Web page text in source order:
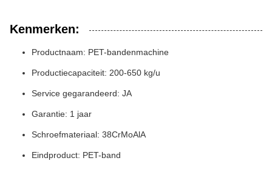
Kenmerken:
Productnaam: PET-bandenmachine
Productiecapaciteit: 200-650 kg/u
Service gegarandeerd: JA
Garantie: 1 jaar
Schroefmateriaal: 38CrMoAlA
Eindproduct: PET-band